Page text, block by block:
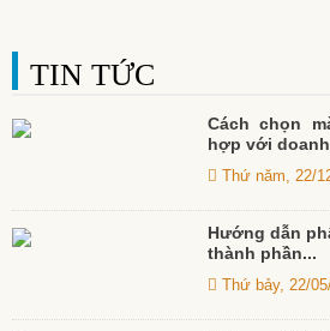
TIN TỨC
Cách chọn
hợp với
Thứ năm, 22/
Hướng dẫn
thành phần...
Thứ bảy, 22/